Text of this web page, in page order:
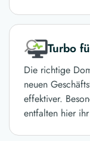
Turbo
Die richtige
neuen
effektiver.
entfalten hier